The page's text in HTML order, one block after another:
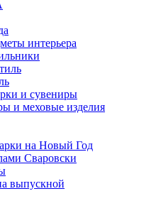
интерьера
и сувениры
и меховые изделия
на Новый Год
Сваровски
выпускной